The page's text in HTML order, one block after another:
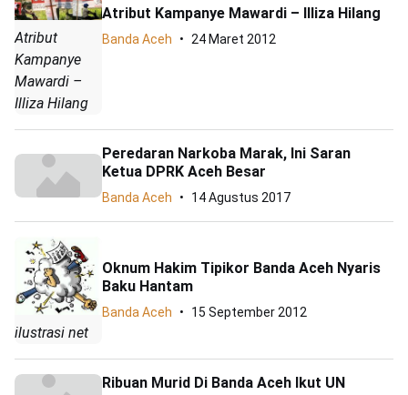
Atribut
Kampanye
Mawardi –
Illiza Hilang
Atribut Kampanye Mawardi – Illiza Hilang
Banda Aceh 24 Maret 2012
Peredaran Narkoba Marak, Ini Saran
Ketua DPRK Aceh Besar
Banda Aceh 14 Agustus 2017
ilustrasi net
Oknum Hakim Tipikor Banda Aceh Nyaris
Baku Hantam
Banda Aceh 15 September 2012
Ribuan Murid Di Banda Aceh Ikut UN